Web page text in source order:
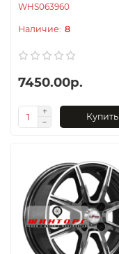
WHS063960
8
7450.00р.
Купить